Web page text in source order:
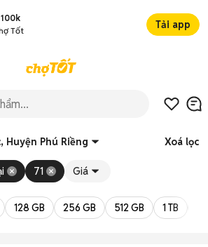
Tốt
Tải app
Huyện Phú Riềng Xoá lọc
71 Giá
128 GB 256 GB 512 GB 1 TB